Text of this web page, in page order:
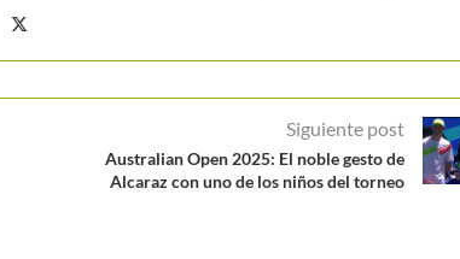
Siguiente post
Australian Open 2025: El noble gesto de
Alcaraz con uno de los niños del torneo